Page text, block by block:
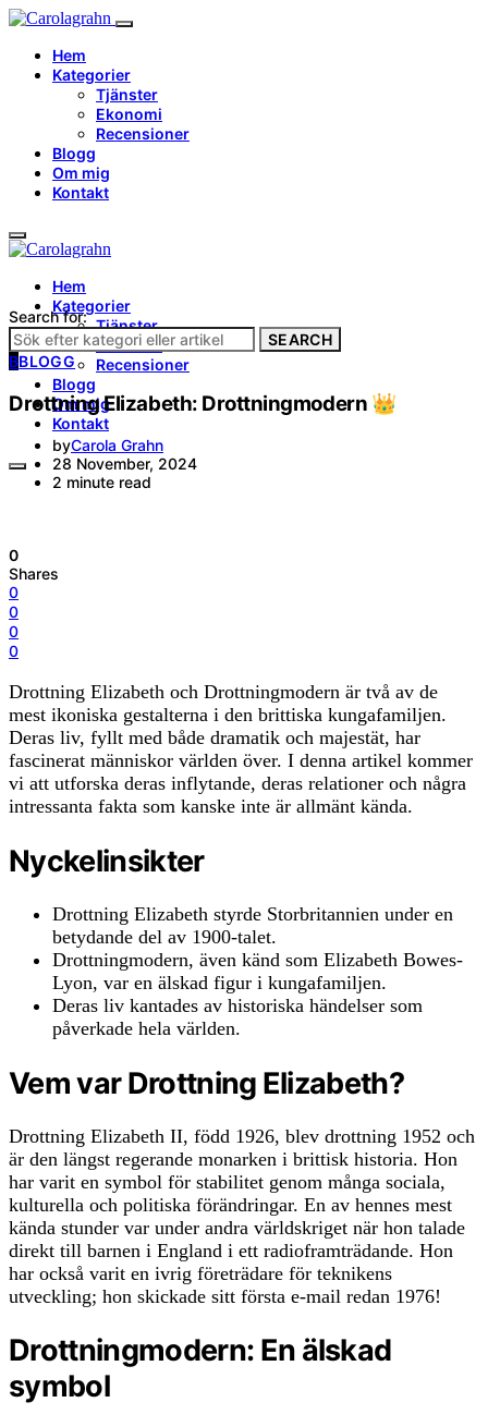
Hem
Kategorier
Tjänster
Ekonomi
Recensioner
Blogg
Om mig
Kontakt
Hem
Kategorier
Tjänster
Ekonomi
Recensioner
Blogg
Om mig
Kontakt
Search for:
SEARCH
BBLOGG
Drottning Elizabeth: Drottningmodern 👑
byCarola Grahn
28 November, 2024
2 minute read
0
Shares
0
0
0
0
Drottning Elizabeth och Drottningmodern är två av de
mest ikoniska gestalterna i den brittiska kungafamiljen.
Deras liv, fyllt med både dramatik och majestät, har
fascinerat människor världen över. I denna artikel kommer
vi att utforska deras inflytande, deras relationer och några
intressanta fakta som kanske inte är allmänt kända.
Nyckelinsikter
Drottning Elizabeth styrde Storbritannien under en
betydande del av 1900-talet.
Drottningmodern, även känd som Elizabeth Bowes-
Lyon, var en älskad figur i kungafamiljen.
Deras liv kantades av historiska händelser som
påverkade hela världen.
Vem var Drottning Elizabeth?
Drottning Elizabeth II, född 1926, blev drottning 1952 och
är den längst regerande monarken i brittisk historia. Hon
har varit en symbol för stabilitet genom många sociala,
kulturella och politiska förändringar. En av hennes mest
kända stunder var under andra världskriget när hon talade
direkt till barnen i England i ett radioframträdande. Hon
har också varit en ivrig företrädare för teknikens
utveckling; hon skickade sitt första e-mail redan 1976!
Drottningmodern: En älskad
symbol